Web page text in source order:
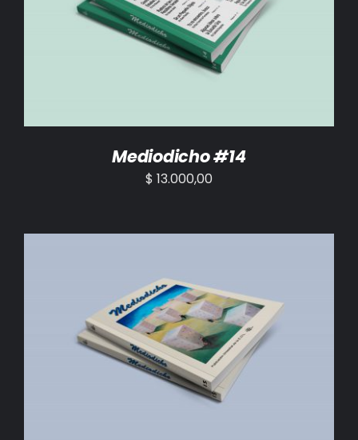
AÑADIR AL CARRITO / DETALLES
Mediodicho #14
$ 13.000,00
AÑADIR AL CARRITO / DETALLES